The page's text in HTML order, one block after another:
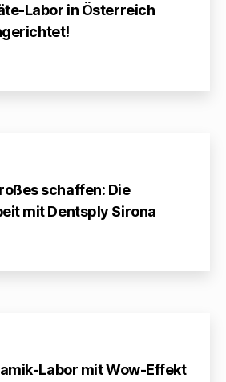
Labor in Österreich
schaffen: Die
mit Dentsply Sirona
Labor mit Wow-Effekt